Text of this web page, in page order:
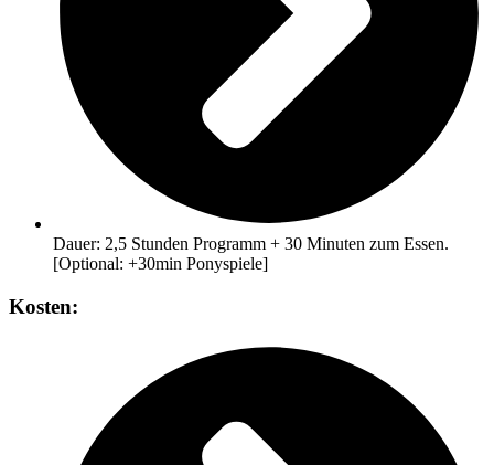
Dauer: 2,5 Stunden Programm + 30 Minuten zum Essen.
[Optional: +30min Ponyspiele]
Kosten: